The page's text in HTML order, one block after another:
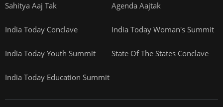
Sahitya Aaj Tak Agenda Aajtak
India Today Conclave India Today Woman's Summit
India Today Youth Summit State Of The States Conclave
India Today Education Summit